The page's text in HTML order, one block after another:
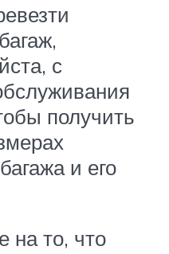
с
получить
и его
на то, что